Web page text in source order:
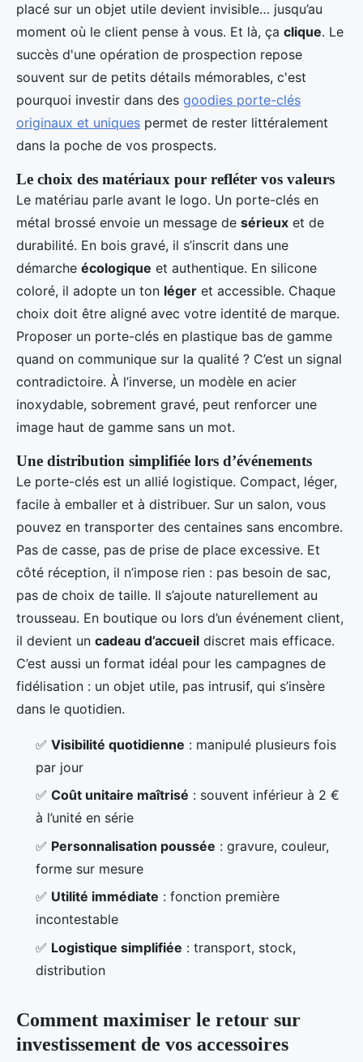
placé sur un objet utile devient invisible… jusqu’au
moment où le client pense à vous. Et là, ça clique. Le
succès d'une opération de prospection repose
souvent sur de petits détails mémorables, c'est
pourquoi investir dans des goodies porte-clés
originaux et uniques permet de rester littéralement
dans la poche de vos prospects.
Le choix des matériaux pour refléter vos valeurs
Le matériau parle avant le logo. Un porte-clés en
métal brossé envoie un message de sérieux et de
durabilité. En bois gravé, il s’inscrit dans une
démarche écologique et authentique. En silicone
coloré, il adopte un ton léger et accessible. Chaque
choix doit être aligné avec votre identité de marque.
Proposer un porte-clés en plastique bas de gamme
quand on communique sur la qualité ? C’est un signal
contradictoire. À l’inverse, un modèle en acier
inoxydable, sobrement gravé, peut renforcer une
image haut de gamme sans un mot.
Une distribution simplifiée lors d’événements
Le porte-clés est un allié logistique. Compact, léger,
facile à emballer et à distribuer. Sur un salon, vous
pouvez en transporter des centaines sans encombre.
Pas de casse, pas de prise de place excessive. Et
côté réception, il n’impose rien : pas besoin de sac,
pas de choix de taille. Il s’ajoute naturellement au
trousseau. En boutique ou lors d’un événement client,
il devient un cadeau d’accueil discret mais efficace.
C’est aussi un format idéal pour les campagnes de
fidélisation : un objet utile, pas intrusif, qui s’insère
dans le quotidien.
✅ Visibilité quotidienne : manipulé plusieurs fois
par jour
✅ Coût unitaire maîtrisé : souvent inférieur à 2 €
à l’unité en série
✅ Personnalisation poussée : gravure, couleur,
forme sur mesure
✅ Utilité immédiate : fonction première
incontestable
✅ Logistique simplifiée : transport, stock,
distribution
Comment maximiser le retour sur
investissement de vos accessoires